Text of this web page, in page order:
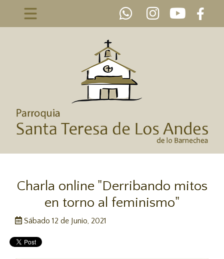
Charla online "Derribando mitos
en torno al feminismo"
Sábado 12 de Junio, 2021